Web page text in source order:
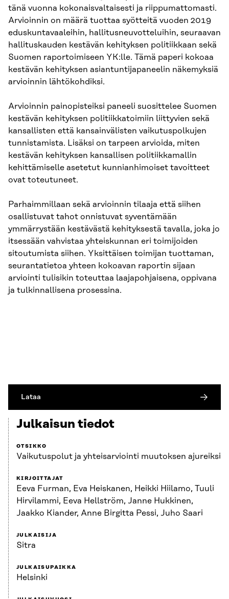
tänä vuonna kokonaisvaltaisesti ja riippumattomasti.
Arvioinnin on määrä tuottaa syötteitä vuoden 2019
eduskuntavaaleihin, hallitusneuvotteluihin, seuraavan
hallituskauden kestävän kehityksen politiikkaan sekä
Suomen raportoimiseen YK:lle. Tämä paperi kokoaa
kestävän kehityksen asiantuntijapaneelin näkemyksiä
arvioinnin lähtökohdiksi.
Arvioinnin painopisteiksi paneeli suosittelee Suomen
kestävän kehityksen politiikkatoimiin liittyvien sekä
kansallisten että kansainvälisten vaikutuspolkujen
tunnistamista. Lisäksi on tarpeen arvioida, miten
kestävän kehityksen kansallisen politiikkamallin
kehittämiselle asetetut kunnianhimoiset tavoitteet
ovat toteutuneet.
Parhaimmillaan sekä arvioinnin tilaaja että siihen
osallistuvat tahot onnistuvat syventämään
ymmärrystään kestävästä kehityksestä tavalla, joka jo
itsessään vahvistaa yhteiskunnan eri toimijoiden
sitoutumista siihen. Yksittäisen toimijan tuottaman,
seurantatietoa yhteen kokoavan raportin sijaan
arviointi tulisikin toteuttaa laajapohjaisena, oppivana
ja tulkinnallisena prosessina.
Lataa
Julkaisun tiedot
OTSIKKO
Vaikutuspolut ja yhteisarviointi muutoksen ajureiksi
KIRJOITTAJAT
Eeva Furman, Eva Heiskanen, Heikki Hiilamo, Tuuli
Hirvilammi, Eeva Hellström, Janne Hukkinen,
Jaakko Kiander, Anne Birgitta Pessi, Juho Saari
JULKAISIJA
Sitra
JULKAISUPAIKKA
Helsinki